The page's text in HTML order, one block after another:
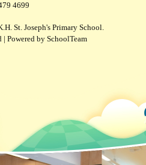
4699
St. Joseph's Primary School.
| Powered bySchoolTeam